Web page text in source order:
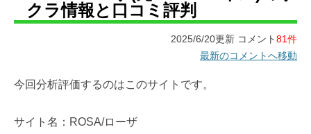
クラ情報と口コミ評判
2025/6/20更新 コメント81件
最新のコメントへ移動
今回分析評価するのはこのサイトです。
サイト名：ROSA/ローザ